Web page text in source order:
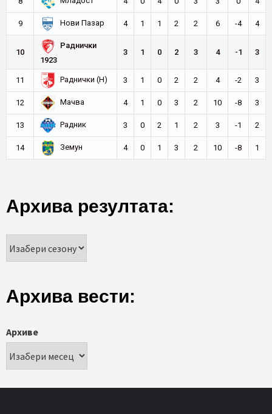
9 Нови Пазар 4 1 1 2 2 6 -4 4
10
Раднички
1923
3 1 0 2 3 4 -1 3
11 Раднички (Н) 3 1 0 2 2 4 -2 3
12 Мачва 4 1 0 3 2 10 -8 3
13 Радник 3 0 2 1 2 3 -1 2
14 Земун 4 0 1 3 2 10 -8 1
Архива резултата:
Архива вести:
Архиве